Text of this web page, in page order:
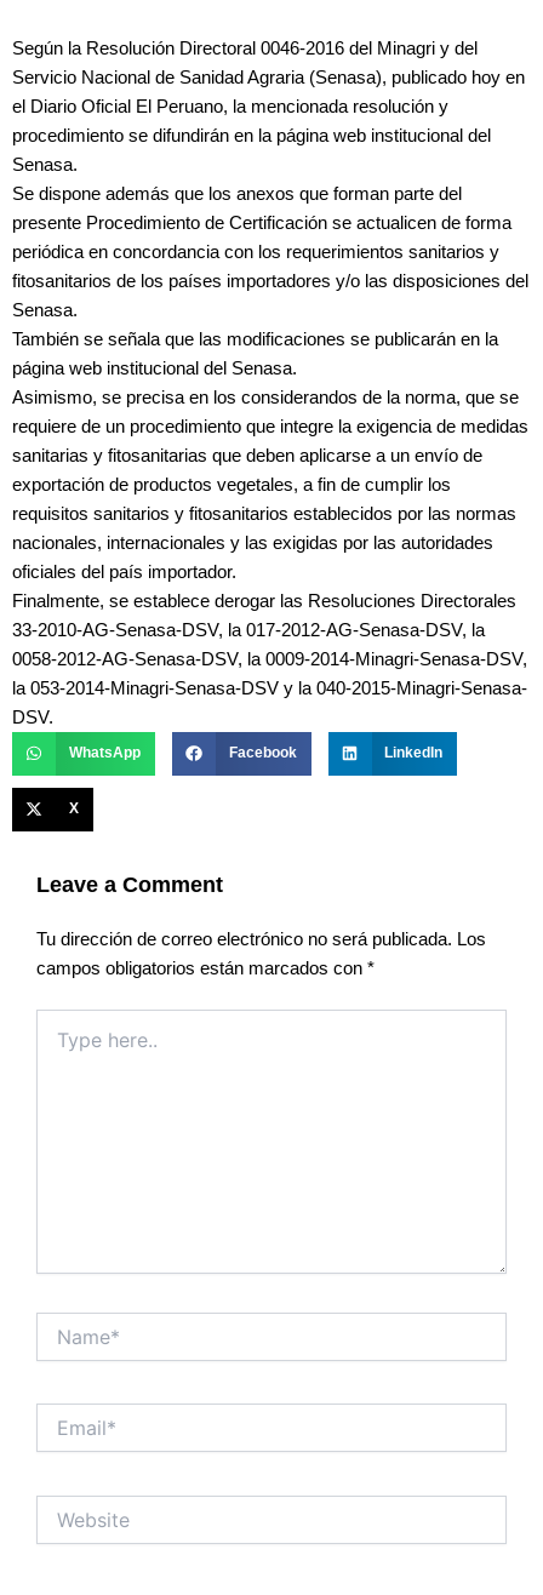
Según la Resolución Directoral 0046-2016 del Minagri y del
Servicio Nacional de Sanidad Agraria (Senasa), publicado hoy en
el Diario Oficial El Peruano, la mencionada resolución y
procedimiento se difundirán en la página web institucional del
Senasa.
Se dispone además que los anexos que forman parte del
presente Procedimiento de Certificación se actualicen de forma
periódica en concordancia con los requerimientos sanitarios y
fitosanitarios de los países importadores y/o las disposiciones del
Senasa.
También se señala que las modificaciones se publicarán en la
página web institucional del Senasa.
Asimismo, se precisa en los considerandos de la norma, que se
requiere de un procedimiento que integre la exigencia de medidas
sanitarias y fitosanitarias que deben aplicarse a un envío de
exportación de productos vegetales, a fin de cumplir los
requisitos sanitarios y fitosanitarios establecidos por las normas
nacionales, internacionales y las exigidas por las autoridades
oficiales del país importador.
Finalmente, se establece derogar las Resoluciones Directorales
33-2010-AG-Senasa-DSV, la 017-2012-AG-Senasa-DSV, la
0058-2012-AG-Senasa-DSV, la 0009-2014-Minagri-Senasa-DSV,
la 053-2014-Minagri-Senasa-DSV y la 040-2015-Minagri-Senasa-
DSV.
WhatsApp Facebook LinkedIn
X
Leave a Comment
Tu dirección de correo electrónico no será publicada. Los
campos obligatorios están marcados con *
here..